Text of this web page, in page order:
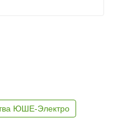
ЮШЕ-Электро